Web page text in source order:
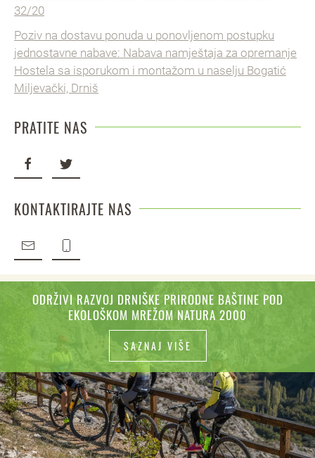
32/20
Poziv na dostavu ponuda u ponovljenom postupku
jednostavne nabave: Nabava namještaja za opremanje
Hostela sa isporukom i montažom u naselju Bogatić
Miljevački, Drniš
PRATITE NAS
KONTAKTIRAJTE NAS
ODRŽIVI RAZVOJ DRNIŠKE PRIRODNE BAŠTINE POD
EKOLOŠKOM MREŽOM NATURA 2000
SAZNAJ VIŠE